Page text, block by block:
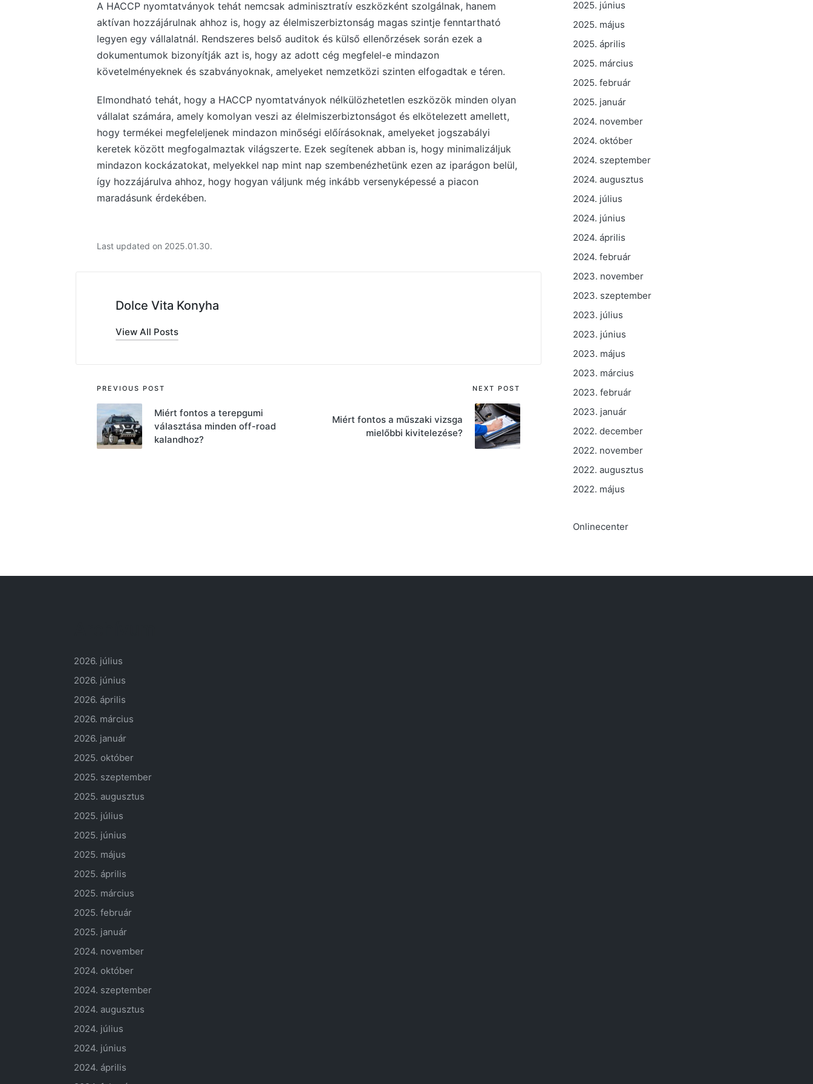
A HACCP nyomtatványok tehát nemcsak adminisztratív eszközként szolgálnak, hanem
aktívan hozzájárulnak ahhoz is, hogy az élelmiszerbiztonság magas szintje fenntartható
legyen egy vállalatnál. Rendszeres belső auditok és külső ellenőrzések során ezek a
dokumentumok bizonyítják azt is, hogy az adott cég megfelel-e mindazon
követelményeknek és szabványoknak, amelyeket nemzetközi szinten elfogadtak e téren.
Elmondható tehát, hogy a HACCP nyomtatványok nélkülözhetetlen eszközök minden olyan
vállalat számára, amely komolyan veszi az élelmiszerbiztonságot és elkötelezett amellett,
hogy termékei megfeleljenek mindazon minőségi előírásoknak, amelyeket jogszabályi
keretek között megfogalmaztak világszerte. Ezek segítenek abban is, hogy minimalizáljuk
mindazon kockázatokat, melyekkel nap mint nap szembenézhetünk ezen az iparágon belül,
így hozzájárulva ahhoz, hogy hogyan váljunk még inkább versenyképessé a piacon
maradásunk érdekében.
Last updated on 2025.01.30.
Dolce Vita Konyha
View All Posts
Post
navigation
PREVIOUS POST
Miért fontos a terepgumi
választása minden off-road
kalandhoz?
NEXT POST
Miért fontos a műszaki vizsga
mielőbbi kivitelezése?
2025. június
2025. május
2025. április
2025. március
2025. február
2025. január
2024. november
2024. október
2024. szeptember
2024. augusztus
2024. július
2024. június
2024. április
2024. február
2023. november
2023. szeptember
2023. július
2023. június
2023. május
2023. március
2023. február
2023. január
2022. december
2022. november
2022. augusztus
2022. május
Onlinecenter
2026. július
2026. június
2026. április
2026. március
2026. január
2025. október
2025. szeptember
2025. augusztus
2025. július
2025. június
2025. május
2025. április
2025. március
2025. február
2025. január
2024. november
2024. október
2024. szeptember
2024. augusztus
2024. július
2024. június
2024. április